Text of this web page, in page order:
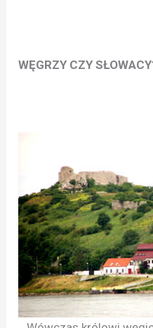
WĘGRZY CZY